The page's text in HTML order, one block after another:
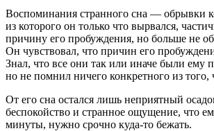
Воспоминания странного сна — обрывки
из которого он только что вырвался,
причину его пробуждения, но больше не
Он чувствовал, что причин его
Знал, что все они так или иначе были ему
но не помнил ничего конкретного из того,
От его сна остался лишь неприятный
беспокойство и странное ощущение, что
минуты, нужно срочно куда-то бежать.